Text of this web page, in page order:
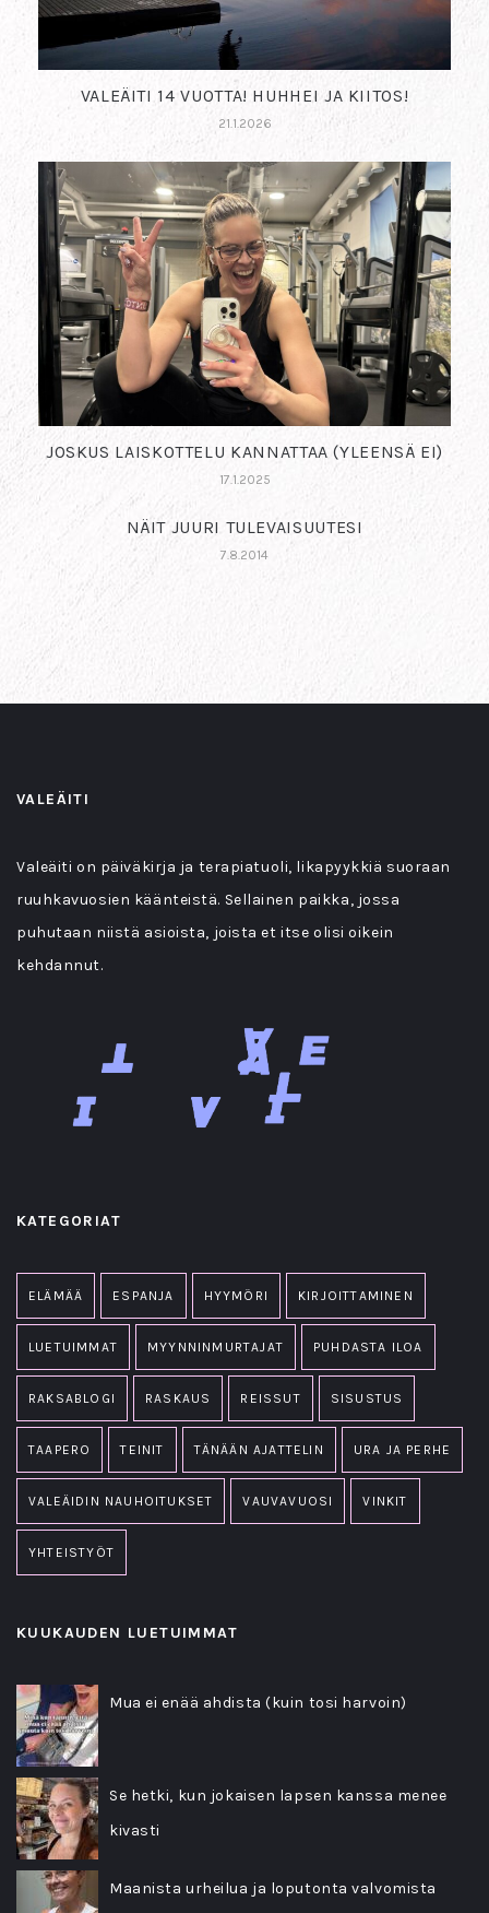
VALEÄITI 14 VUOTTA! HUHHEI JA KIITOS!
21.1.2026
JOSKUS LAISKOTTELU KANNATTAA (YLEENSÄ EI)
17.1.2025
NÄIT JUURI TULEVAISUUTESI
7.8.2014
VALEÄITI
Valeäiti on päiväkirja ja terapiatuoli, likapyykkiä suoraan
ruuhkavuosien käänteistä. Sellainen paikka, jossa
puhutaan niistä asioista, joista et itse olisi oikein
kehdannut.
KATEGORIAT
ELÄMÄÄ ESPANJA HYYMÖRI KIRJOITTAMINEN
LUETUIMMAT MYYNNINMURTAJAT PUHDASTA ILOA
RAKSABLOGI RASKAUS REISSUT SISUSTUS
TAAPERO TEINIT TÄNÄÄN AJATTELIN URA JA PERHE
VALEÄIDIN NAUHOITUKSET VAUVAVUOSI VINKIT
YHTEISTYÖT
KUUKAUDEN LUETUIMMAT
Mua ei enää ahdista (kuin tosi harvoin)
Se hetki, kun jokaisen lapsen kanssa menee
kivasti
Maanista urheilua ja loputonta valvomista